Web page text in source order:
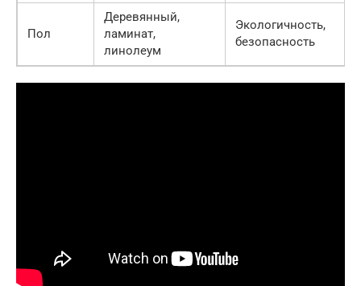
Пол
Деревянный,
ламинат,
линолеум
Экологичность,
безопасность